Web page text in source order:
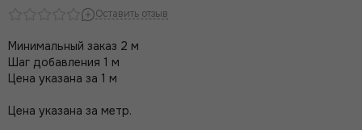
Оставить отзыв
Минимальный заказ 2 м
Шаг добавления 1 м
Цена указана за 1 м
Цена указана за метр.